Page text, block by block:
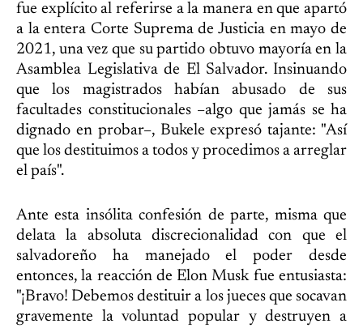
fue explícito al referirse a la manera en que apartó
a la entera Corte Suprema de Justicia en mayo de
2021, una vez que su partido obtuvo mayoría en la
Asamblea Legislativa de El Salvador. Insinuando
que los magistrados habían abusado de sus
facultades constitucionales –algo que jamás se ha
dignado en probar–, Bukele expresó tajante: "Así
que los destituimos a todos y procedimos a arreglar
el país".
Ante esta insólita confesión de parte, misma que
delata la absoluta discrecionalidad con que el
salvadoreño ha manejado el poder desde
entonces, la reacción de Elon Musk fue entusiasta:
"¡Bravo! Debemos destituir a los jueces que socavan
gravemente la voluntad popular y destruyen a